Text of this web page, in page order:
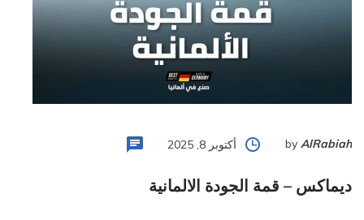
by AlRabiah أكتوبر 8, 2025
ديماكس – قمة الجودة الالمانية